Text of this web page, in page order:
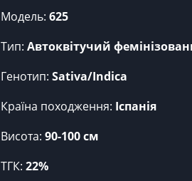
Модель: 625
Тип: Автоквітучий
Генотип: Sativa/Indica
Країна походження: Іспанія
Висота: 90-100 см
ТГК: 22%